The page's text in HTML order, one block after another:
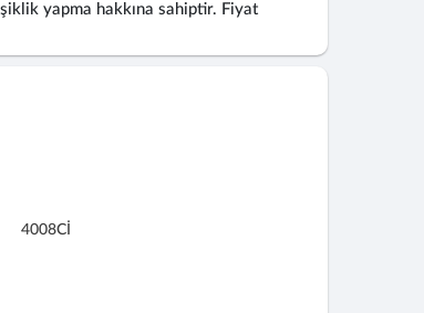
yapma hakkına sahiptir. Fiyat
4008Cİ